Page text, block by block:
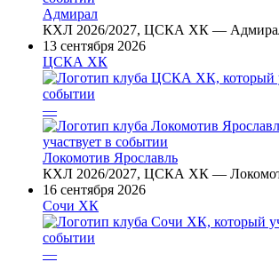
Адмирал
КХЛ 2026/2027, ЦСКА ХК —
13 сентября 2026
ЦСКА ХК
—
Локомотив Ярославль
КХЛ 2026/2027, ЦСКА ХК —
16 сентября 2026
Сочи ХК
—